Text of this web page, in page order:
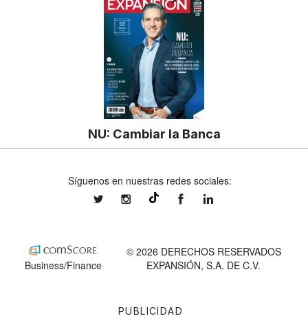
NU: Cambiar la Banca
PUBLICIDAD
Síguenos en nuestras redes sociales:
expansionmxexpansionmx ExpansionMex
Business/Finance
© 2026 DERECHOS RESERVADOS
EXPANSIÓN, S.A. DE C.V.